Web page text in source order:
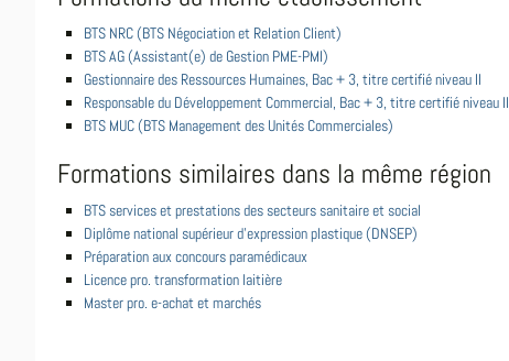
BTS NRC (BTS Négociation et Relation Client)
BTS AG (Assistant(e) de Gestion PME-PMI)
Gestionnaire des Ressources Humaines, Bac + 3, titre certifié niveau II
Responsable du Développement Commercial, Bac + 3, titre certifié niveau II
BTS MUC (BTS Management des Unités Commerciales)
Formations similaires dans la même région
BTS services et prestations des secteurs sanitaire et social
Diplôme national supérieur d'expression plastique (DNSEP)
Préparation aux concours paramédicaux
Licence pro. transformation laitière
Master pro. e-achat et marchés